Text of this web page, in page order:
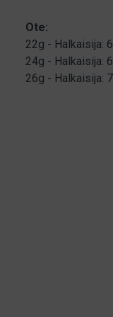
Ote:
22g - Halkaisija:
24g - Halkaisija:
26g - Halkaisija: